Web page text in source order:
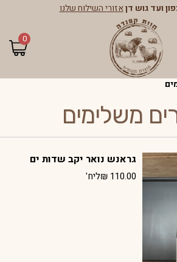
ועד גוש דןאזורי השילוח שלנו
0
משלימים
גראנש נואר יקב שדות ים
₪ 110.00 ליח'